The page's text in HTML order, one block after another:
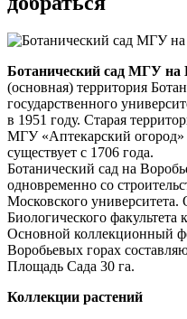
Ботанический сад МГУ на
(основная) территория
государственного
в 1951 году. Старая
МГУ «Аптекарский
существует с 1706 года.
Ботанический сад на
одновременно со
Московского университета.
Биологического
Основной коллекционный
Воробьевых горах
Площадь Сада 30 га.
Коллекции растений